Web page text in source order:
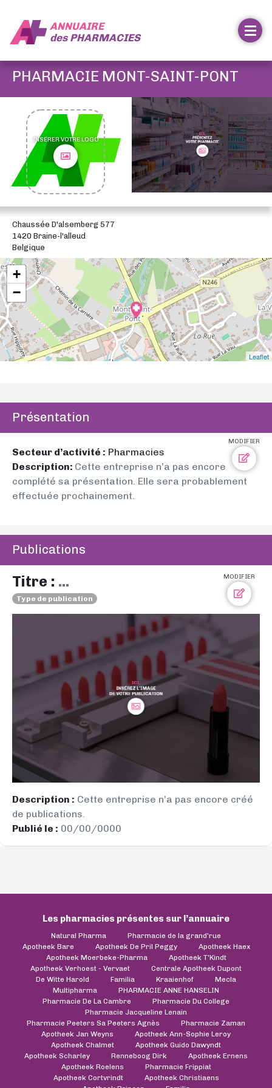
ANNUAIRE
desPHARMACIES
PHARMACIE MONT-SAINT-PONT
INSÉRER VOTRE LOGO
Chaussée D'alsemberg 577
1420 Braine-l'alleud
Belgique
+
−
Leaflet
Présentation
MODIFIER
Secteur d’activité : Pharmacies
Description: Cette entreprise n’a pas encore
complété sa présentation. Elle sera probablement
effectuée prochainement.
Publications
MODIFIER
Titre : ...
Type de publication
Description : Cette entreprise n’a pas encore créé
de publications.
Publié le : 00/00/0000
Les pharmacies présentes sur l’annuaire
Natural Pharma
Pharmacie de la grand'rue
Apotheek Bare
Apotheek De Pril Peggy
Apotheek Haex
Apotheek Moerbeke-Pharma
Apotheek T'Kindt
Apotheek Verhoest - Vervaet
Centrale Apotheek Dupont
De Witte Harold
Familia Kraaienhof
Mecla
Multipharma
PHARMACIE ANNE HANSELIN
Pharmacie De La Cambre
Pharmacie Du College
Pharmacie Jacqueline Lenain
Pharmacie Peeters Sa Peeters Agnès
Pharmacie Zaman
Apotheek Jan Weyns
Apotheek Ann-Sophie Leroy
Apotheek Chalmet
Apotheek Guido Dawyndt
Apotheek Scharley
Renneboog Dirk
Apotheek Ernens
Apotheek Roelens
Pharmacie Frippiat
Apotheek Cortvrindt
Apotheek Christiaens